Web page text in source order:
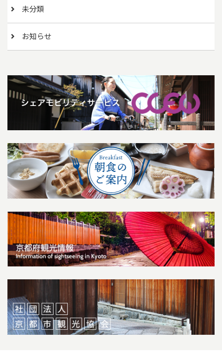
未分類
お知らせ